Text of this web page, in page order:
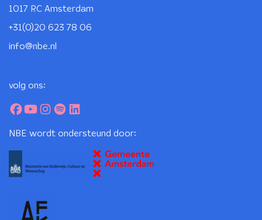
1017 RC Amsterdam
+31(0)20 623 78 06
info@nbe.nl
volg ons:
NBE wordt ondersteund door: